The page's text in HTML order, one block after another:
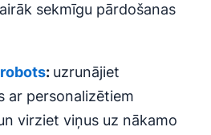
sekmīgu pārdošanas
: uzrunājiet
ar personalizētiem
virziet viņus uz nākamo